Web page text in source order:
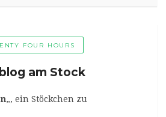
FOUR HOURS
am Stock
„, ein Stöckchen zu